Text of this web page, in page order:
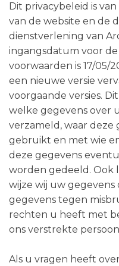
Dit privacybeleid is
van de website en de
dienstverlening van
ingangsdatum voor
voorwaarden is 17/05/
een nieuwe versie
voorgaande versies.
welke gegevens over
verzameld, waar deze
gebruikt en met wie
deze gegevens
worden gedeeld. Ook
wijze wij uw gegevens
gegevens tegen
rechten u heeft met
ons verstrekte
Als u vragen heeft